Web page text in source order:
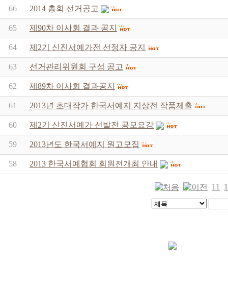
66 2014 총회 선거공고
65 제90차 이사회 결과 공지
64 제2기 신진서예가전 선정자 공지
63 선거관리위원회 구성 공고
62 제89차 이사회 결과공지
61 2013년 초대작가 한국서예지 지상전 작품제출
60 제2기 신진서예가 선발전 공모요강
59 2013년도 한국서예지 원고모집
58 2013 한국서예협회 회원전개최 안내
11